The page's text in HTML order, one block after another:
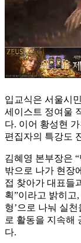
입교식은 서울시
세이스트 정여울
다. 이어 황성현
편집자의 특강도
김혜영 본부장은
밖으로 나가 현장
접 찾아가 대표들
획”이라고 밝히고
형’으로 나눠 실
로 활동을 지속해
다.